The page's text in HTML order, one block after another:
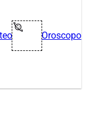
Oroscopo